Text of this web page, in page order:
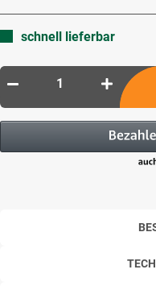
schnell lieferbar